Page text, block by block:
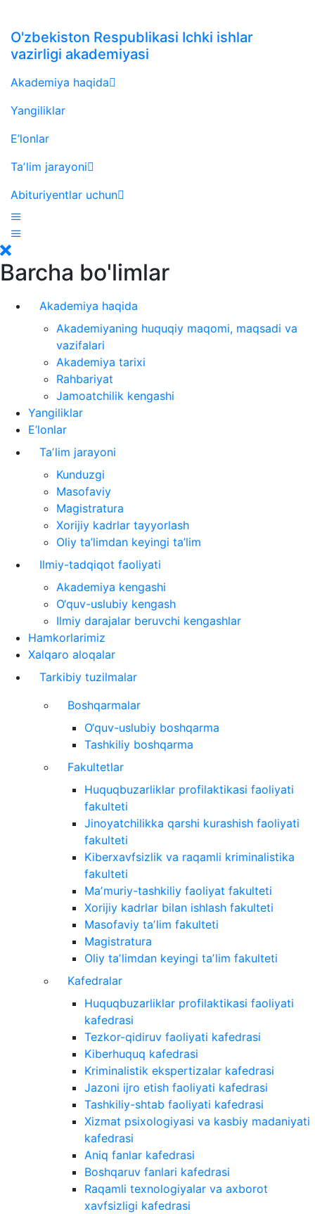
O'zbekiston Respublikasi Ichki ishlar
vazirligi akademiyasi
Akademiya haqida
Yangiliklar
E’lonlar
Taʼlim jarayoni
Abituriyentlar uchun
Barcha bo'limlar
Akademiya haqida
Akademiyaning huquqiy maqomi, maqsadi va
vazifalari
Akademiya tarixi
Rahbariyat
Jamoatchilik kengashi
Yangiliklar
E’lonlar
Taʼlim jarayoni
Kunduzgi
Masofaviy
Magistratura
Xorijiy kadrlar tayyorlash
Oliy ta’limdan keyingi ta’lim
Ilmiy-tadqiqot faoliyati
Akademiya kengashi
O‘quv-uslubiy kengash
Ilmiy darajalar beruvchi kengashlar
Hamkorlarimiz
Xalqaro aloqalar
Tarkibiy tuzilmalar
Boshqarmalar
O‘quv-uslubiy boshqarma
Tashkiliy boshqarma
Fakultetlar
Huquqbuzarliklar profilaktikasi faoliyati
fakulteti
Jinoyatchilikka qarshi kurashish faoliyati
fakulteti
Kiberxavfsizlik va raqamli kriminalistika
fakulteti
Maʼmuriy-tashkiliy faoliyat fakulteti
Xorijiy kadrlar bilan ishlash fakulteti
Masofaviy taʼlim fakulteti
Magistratura
Oliy taʼlimdan keyingi taʼlim fakulteti
Kafedralar
Huquqbuzarliklar profilaktikasi faoliyati
kafedrasi
Tezkor-qidiruv faoliyati kafedrasi
Kiberhuquq kafedrasi
Kriminalistik ekspertizalar kafedrasi
Jazoni ijro etish faoliyati kafedrasi
Tashkiliy-shtab faoliyati kafedrasi
Xizmat psixologiyasi va kasbiy madaniyati
kafedrasi
Aniq fanlar kafedrasi
Boshqaruv fanlari kafedrasi
Raqamli texnologiyalar va axborot
xavfsizligi kafedrasi